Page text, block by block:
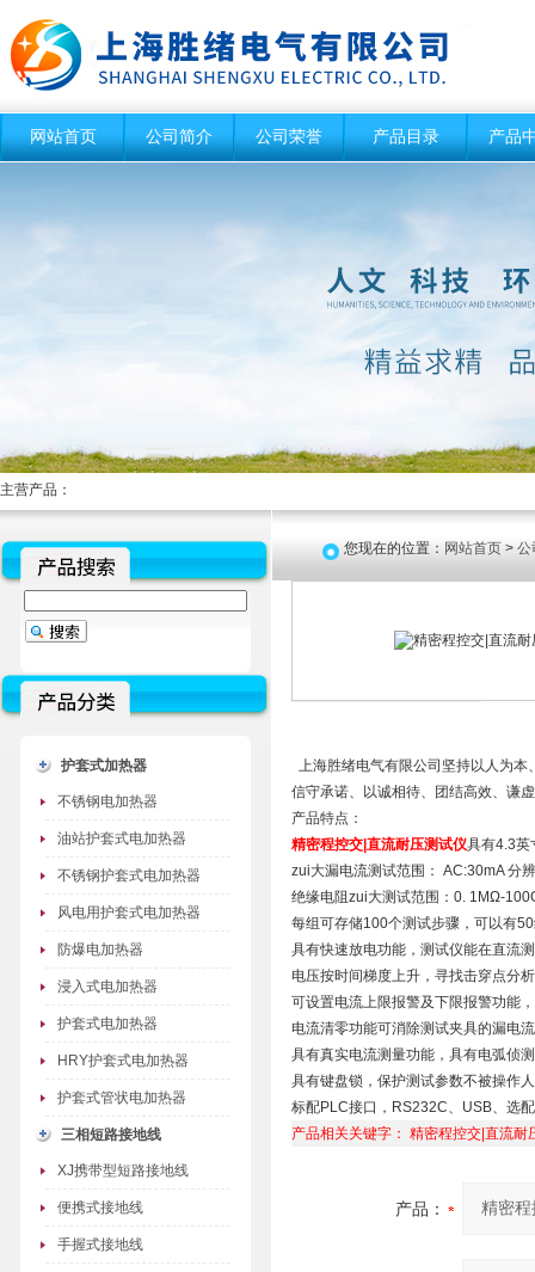
网站首页 公司简介 公司荣誉 产品目录 产品
主营产品：
护套式加热器
不锈钢电加热器
油站护套式电加热器
不锈钢护套式电加热器
风电用护套式电加热器
防爆电加热器
浸入式电加热器
护套式电加热器
HRY护套式电加热器
护套式管状电加热器
三相短路接地线
XJ携带型短路接地线
便携式接地线
手握式接地线
您现在的位置： 网站首页 > 公
上海胜绪电气有限公司坚持以人为
信守承诺、以诚相待、团结高效、谦
产品特点：
精密程控交|直流耐压测试仪具有4.3英
zui大漏电流测试范围： AC:30mA 分
绝缘电阻zui大测试范围：0. 1MΩ-
每组可存储100个测试步骤，可以有
具有快速放电功能，测试仪能在直流
电压按时间梯度上升，寻找击穿点分
可设置电流上限报警及下限报警功能
电流清零功能可消除测试夹具的漏电
具有真实电流测量功能，具有电弧侦
具有键盘锁，保护测试参数不被操作
标配PLC接口，RS232C、USB、选
产品相关关键字： 精密程控交|直流耐
产品：